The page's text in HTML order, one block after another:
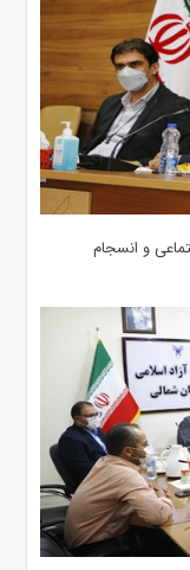
و انسجام